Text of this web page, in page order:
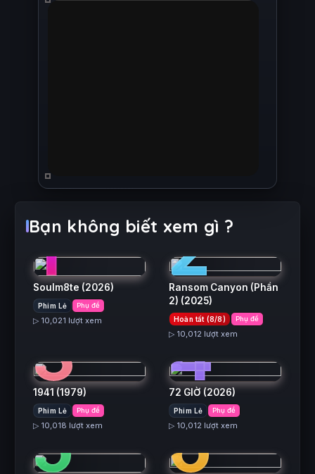
Bạn không biết xem gì ?
1
Soulm8te (2026)
Phim Lẻ Phụ đề
▷ 10,021 lượt xem
2
Ransom Canyon (Phần
2) (2025)
Hoàn tất (8/8) Phụ đề
▷ 10,012 lượt xem
3
1941 (1979)
Phim Lẻ Phụ đề
▷ 10,018 lượt xem
4
72 GIỜ (2026)
Phim Lẻ Phụ đề
▷ 10,012 lượt xem
5 6